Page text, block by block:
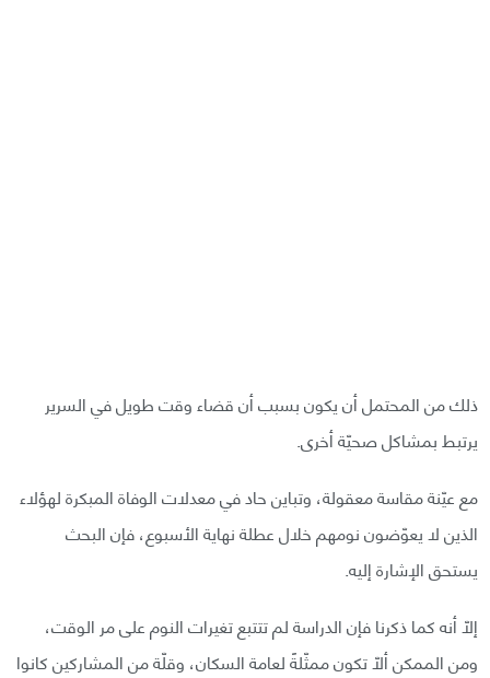
ذلك من المحتمل أن يكون بسبب أن قضاء وقت طويل في السرير
يرتبط بمشاكل صحيّة أخرى.
مع عيّنة مقاسة معقولة، وتباين حاد في معدلات الوفاة المبكرة لهؤلاء
الذين لا يعوّضون نومهم خلال عطلة نهاية الأسبوع، فإن البحث
يستحق الإشارة إليه.
إلّا أنه كما ذكرنا فإن الدراسة لم تتتبع تغيرات النوم على مر الوقت،
ومن الممكن ألّا تكون ممثّلةً لعامة السكان، وقلّة من المشاركين كانوا